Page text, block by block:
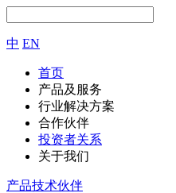
中 EN
首页
产品及服务
行业解决方案
合作伙伴
投资者关系
关于我们
产品技术伙伴